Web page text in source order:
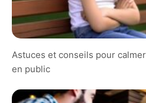
Astuces et conseils pour
en public